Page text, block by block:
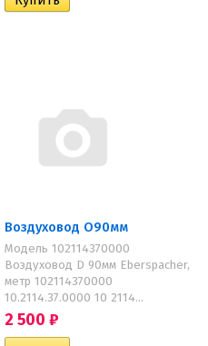
Воздуховод O90мм
Модель 102114370000
Воздуховод D 90мм Eberspacher,
метр 102114370000
10.2114.37.0000 10 2114...
2 500 ₽